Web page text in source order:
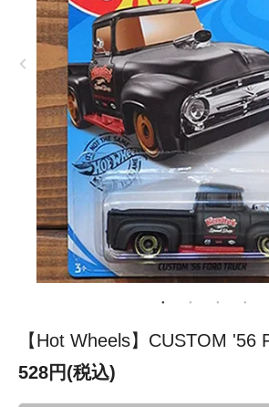
【Hot Wheels】CUSTOM '56
528円(税込)